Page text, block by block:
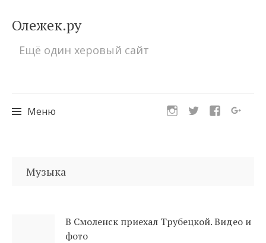
Олежек.ру
Ещё один херовый сайт
Меню
кМузыка
В Смоленск приехал Трубецкой. Видео и
фото